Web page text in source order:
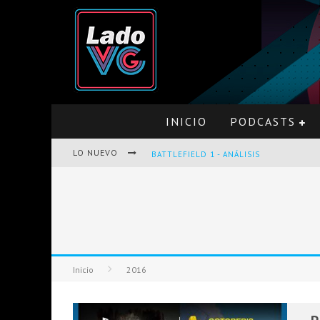
INICIO PODCASTS
LO NUEVO BATTLEFIELD 1 - ANÁLISIS
OPINIÓN SOBRE THE LAST OF US Y
Inicio 2016